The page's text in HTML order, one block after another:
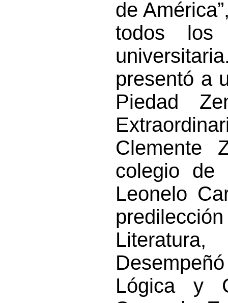
de
todos los
presentó a
Piedad
Clemente
colegio de
Leonelo
Lógica y